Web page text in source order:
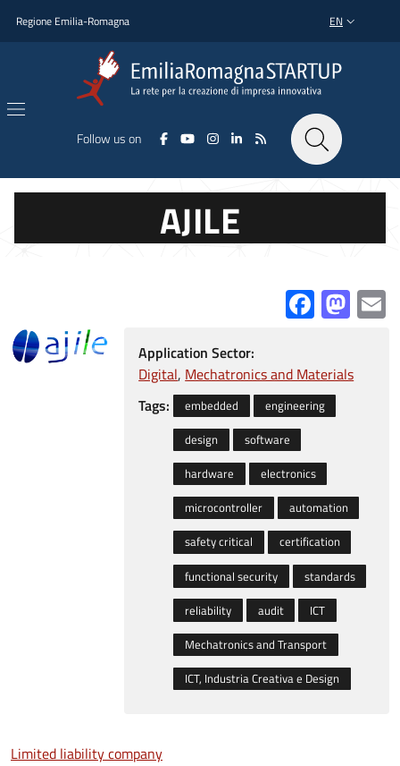
Regione Emilia-Romagna LANGUAGE
EN
Follow us on
AJILE
Application Sector:
Digital Mechatronics and Materials
Tags:
embedded
engineering
design
software
hardware
electronics
microcontroller
automation
safety critical
certification
functional security
standards
reliability
audit
ICT
Mechatronics and Transport
ICT, Industria Creativa e Design
Limited liability company